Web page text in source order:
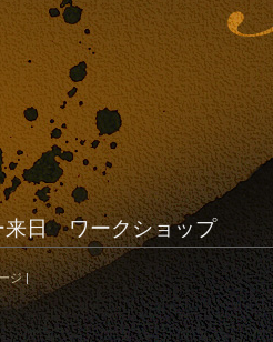
日 ワークショップ
ジ |